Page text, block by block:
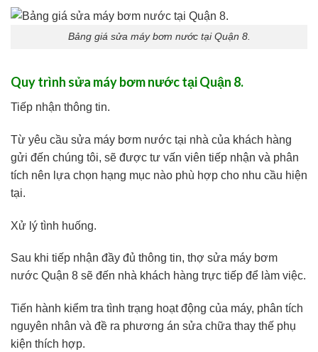
Bảng giá sửa máy bơm nước tại Quận 8.
Quy trình sửa máy bơm nước tại Quận 8.
Tiếp nhận thông tin.
Từ yêu cầu sửa máy bơm nước tại nhà của khách hàng
gửi đến chúng tôi, sẽ được tư vấn viên tiếp nhận và phân
tích nên lựa chọn hạng mục nào phù hợp cho nhu cầu hiện
tại.
Xử lý tình huống.
Sau khi tiếp nhận đầy đủ thông tin, thợ sửa máy bơm
nước Quận 8 sẽ đến nhà khách hàng trực tiếp để làm việc.
Tiến hành kiểm tra tình trạng hoạt động của máy, phân tích
nguyên nhân và đề ra phương án sửa chữa thay thế phụ
kiện thích hợp.